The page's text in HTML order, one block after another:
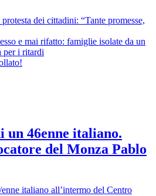
dei cittadini: “Tante promesse,
e mai rifatto: famiglie isolate da un
per i ritardi
un 46enne italiano.
del Monza Pablo
italiano all’intermo del Centro